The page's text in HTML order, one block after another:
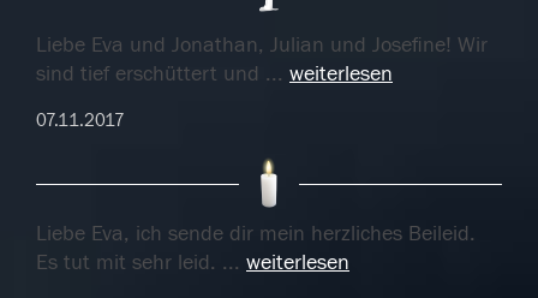
Liebe Eva und Jonathan, Julian und Josefine! Wir
sind tief erschüttert und ... weiterlesen
07.11.2017
Liebe Eva, ich sende dir mein herzliches Beileid.
Es tut mit sehr leid. ... weiterlesen